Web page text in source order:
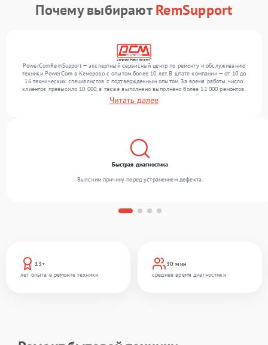
Почему выбираютRemSupport
PowerComRemSupport — экспертный сервисный центр по ремонту и обслуживанию
техники PowerCom в Кемерово с опытом более 10 лет. В штате компании — от 10 до
16 технических специалистов с подтвержденным опытом. За время работы число
клиентов превысило 10 000, а также выполнено выполнено более 12 000 ремонтов.
Ежемесячно в сервисный центр поступает более 300 обращений, включая , , . Мы
устраняем поломки любой сложности и обеспечиваем надежный результат благодаря
Читать далее
13+
лет опыта в ремонте техники
30 мин
среднее время диагностики
Быстрая диагностика
Выясним причину перед устранением дефекта.